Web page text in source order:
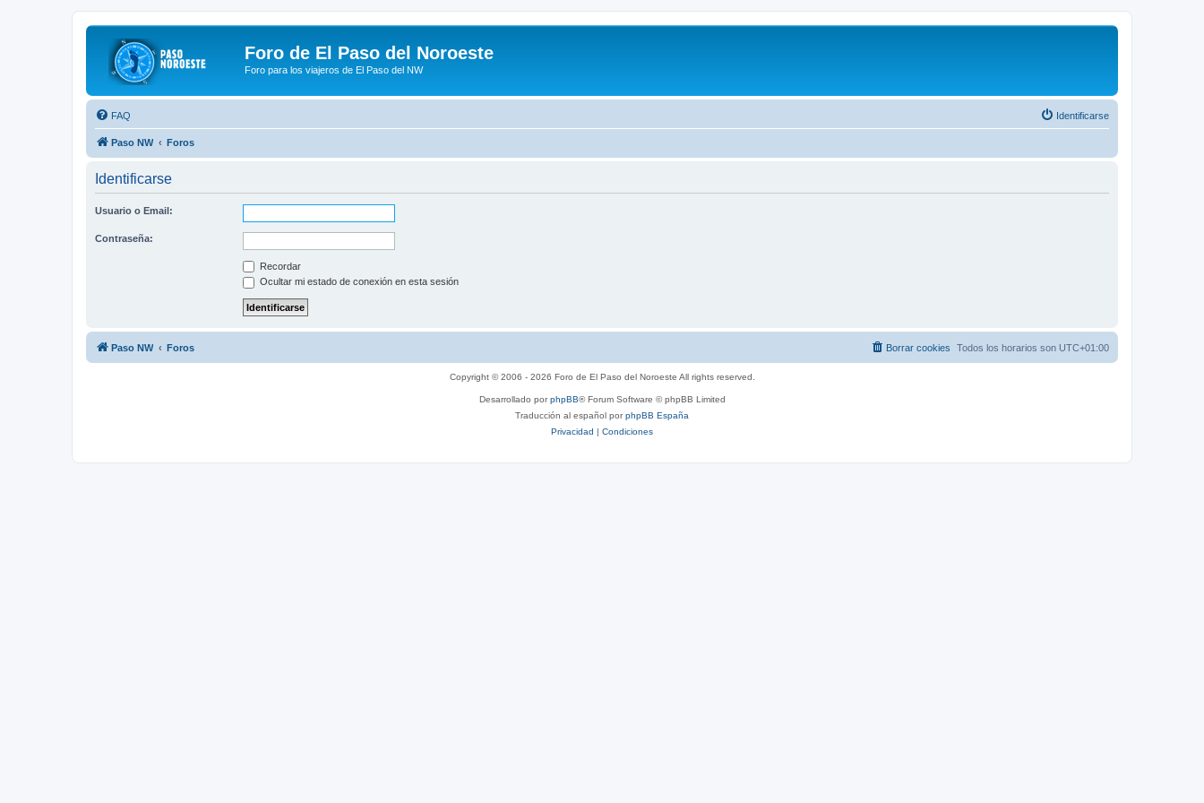
Foro de El Paso del Noroeste
Foro para los viajeros de El Paso del NW
FAQ Identificarse
Paso NW Foros
Identificarse
Usuario o Email:
Contraseña:
Recordar
Ocultar mi estado de conexión en esta sesión
Paso NW Foros Todos los horarios son UTC+01:00
Borrar cookies
Copyright © 2006 - 2026 Foro de El Paso del Noroeste All rights reserved.
Desarrollado porphpBB® Forum Software © phpBB Limited
Traducción al español porphpBB España
Privacidad | Condiciones